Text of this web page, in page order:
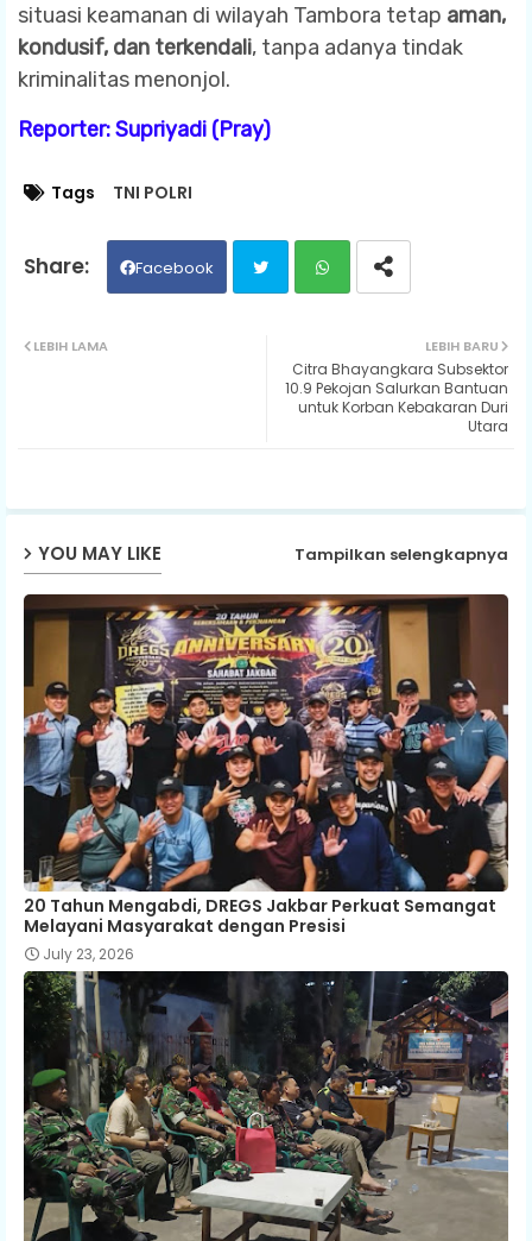
situasi keamanan di wilayah Tambora tetap aman,
kondusif, dan terkendali, tanpa adanya tindak
kriminalitas menonjol.
Reporter: Supriyadi (Pray)
Tags TNI POLRI
Facebook
ats
LEBIH BARU
Citra Bhayangkara Subsektor
10.9 Pekojan Salurkan Bantuan
untuk Korban Kebakaran Duri
Utara
LEBIH LAMA
YOU MAY LIKE Tampilkan selengkapnya
20 Tahun Mengabdi, DREGS Jakbar Perkuat Semangat
Melayani Masyarakat dengan Presisi
July 23, 2026